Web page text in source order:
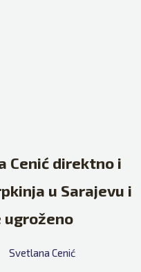
Cenić direktno i
u Sarajevu i
ugroženo
Svetlana Cenić